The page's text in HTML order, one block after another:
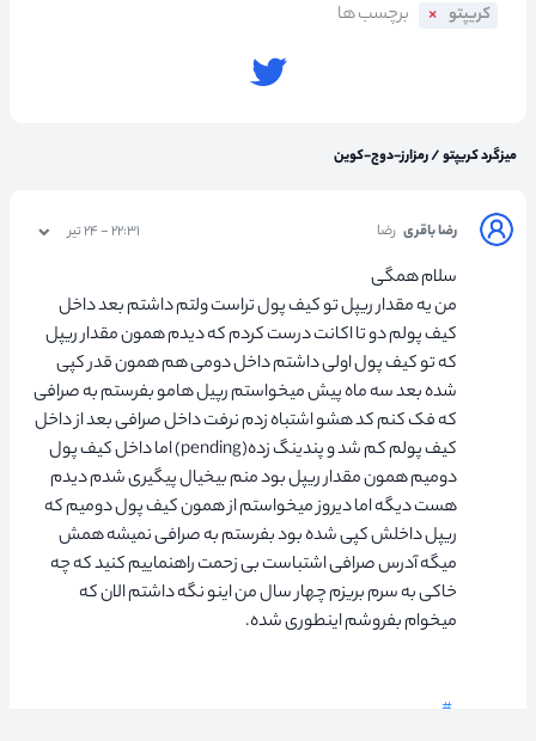
کریپتو
میزگرد کریپتو/رمزارز-دوج-کوین
رضا باقری رضا ۲۲:۳۱ - ۲۴ تیر
سلام همگی
من یه مقدار ریپل تو کیف پول تراست ولتم داشتم بعد داخل
کیف پولم دو تا اکانت درست کردم که دیدم همون مقدار ریپل
که تو کیف پول اولی داشتم داخل دومی هم همون قدر کپی
شده بعد سه ماه پیش میخواستم رپیل هامو بفرستم به صرافی
که فک کنم کد هشو اشتباه زدم نرفت داخل صرافی بعد از داخل
کیف پولم کم شد و پندینگ زده(pending) اما داخل کیف پول
دومیم همون مقدار ریپل بود منم بیخیال پیگیری شدم دیدم
هست دیگه اما دیروز میخواستم از همون کیف پول دومیم که
ریپل داخلش کپی شده بود بفرستم به صرافی نمیشه همش
میگه آدرس صرافی اشتباست بی زحمت راهنماییم کنید که چه
خاکی به سرم بریزم چهار سال من اینو نگه داشتم الان که
میخوام بفروشم اینطوری شده.
#